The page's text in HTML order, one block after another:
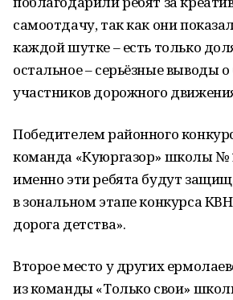
самоотдачу, так как они
каждой шутке – есть только
остальное – серьёзные выводы
участников до­рожного
Победителем районного
команда «Куюрга­зор» школы №
имен­но эти ребята будут
в зональном этапе конкурса
дорога детства».
Второе место у других
из команды «Толь­ко свои»